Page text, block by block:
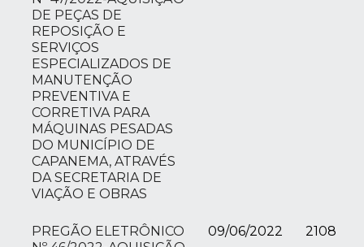
DE PEÇAS DE
REPOSIÇÃO E
SERVIÇOS
ESPECIALIZADOS DE
MANUTENÇÃO
PREVENTIVA E
CORRETIVA PARA
MÁQUINAS PESADAS
DO MUNICÍPIO DE
CAPANEMA, ATRAVÉS
DA SECRETARIA DE
VIAÇÃO E OBRAS
PREGÃO ELETRÔNICO
09/06/2022 2108